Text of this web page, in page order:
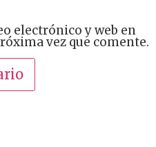
electrónico y web en
vez que comente.